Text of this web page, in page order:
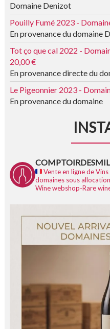
Domaine Denizot
Pouilly Fumé 2023 -
En provenance du domaine
Tot ço que cal 2022 -
20,00 €
En provenance directe du
Le Pigeonnier 2023 -
En provenance du domaine
Vente en ligne de
domaines sous
Wine webshop-Rare